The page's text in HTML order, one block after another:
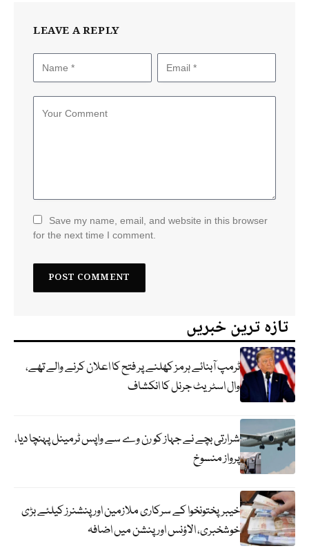
LEAVE A REPLY
Save my name, email, and website in this browser
for the next time I comment.
تازہ ترین خبریں
ٹرمپ آبنائے ہرمز کھلنے پر فتح کا اعلان کرنے والے تھے،
وال اسٹریٹ جرنل کا انکشاف
شرارتی بچے نے جہاز کو رن وے سے واپس ٹرمینل پہنچا دیا،
پرواز منسوخ
خیبرپختونخوا کے سرکاری ملازمین اور پنشنرز کیلئے بڑی
خوشخبری، الاؤنس اور پنشن میں اضافہ